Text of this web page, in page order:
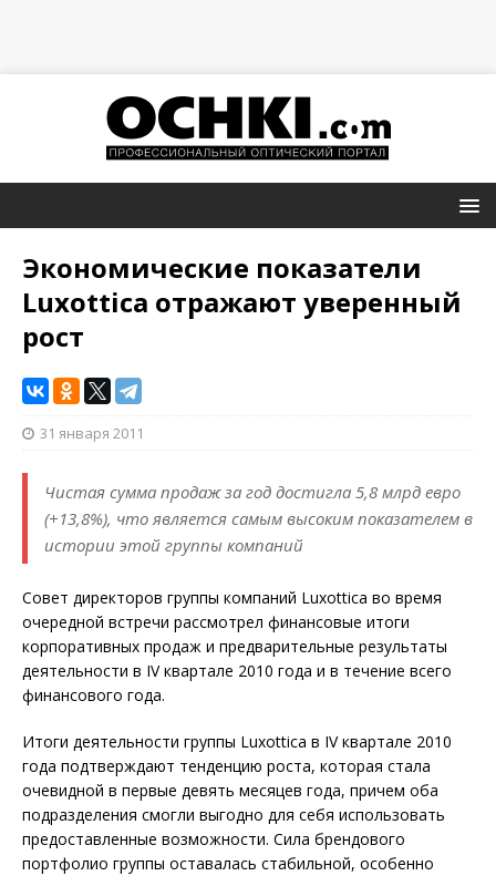
Экономические показатели
Luxottica отражают уверенный
рост
31 января 2011
Чистая сумма продаж за год достигла 5,8 млрд евро
(+13,8%), что является самым высоким показателем в
истории этой группы компаний
Совет директоров группы компаний Luxottica во время
очередной встречи рассмотрел финансовые итоги
корпоративных продаж и предварительные результаты
деятельности в IV квартале 2010 года и в течение всего
финансового года.
Итоги деятельности группы Luxottica в IV квартале 2010
года подтверждают тенденцию роста, которая стала
очевидной в первые девять месяцев года, причем оба
подразделения смогли выгодно для себя использовать
предоставленные возможности. Сила брендового
портфолио группы оставалась стабильной, особенно